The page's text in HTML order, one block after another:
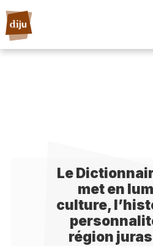
Le
met en
culture,
région